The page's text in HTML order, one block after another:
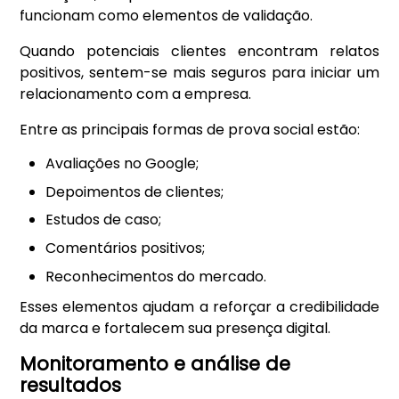
funcionam como elementos de validação.
Quando potenciais clientes encontram relatos
positivos, sentem-se mais seguros para iniciar um
relacionamento com a empresa.
Entre as principais formas de prova social estão:
Avaliações no Google;
Depoimentos de clientes;
Estudos de caso;
Comentários positivos;
Reconhecimentos do mercado.
Esses elementos ajudam a reforçar a credibilidade
da marca e fortalecem sua presença digital.
Monitoramento e análise de
resultados